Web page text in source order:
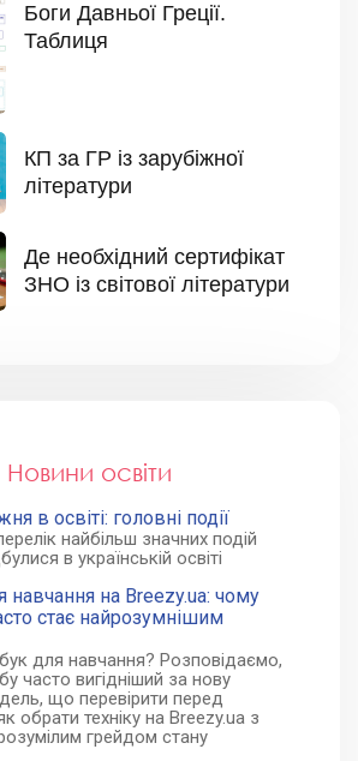
Боги Давньої Греції.
Таблиця
КП за ГР із зарубіжної
літератури
Де необхідний сертифікат
ЗНО із світової літератури
Новини освіти
в освіті: головні події
найбільш значних подій
в українській освіті
навчання на Breezy.ua: чому
стає найрозумнішим
для навчання? Розповідаємо,
часто вигідніший за нову
що перевірити перед
обрати техніку на Breezy.ua з
грейдом стану